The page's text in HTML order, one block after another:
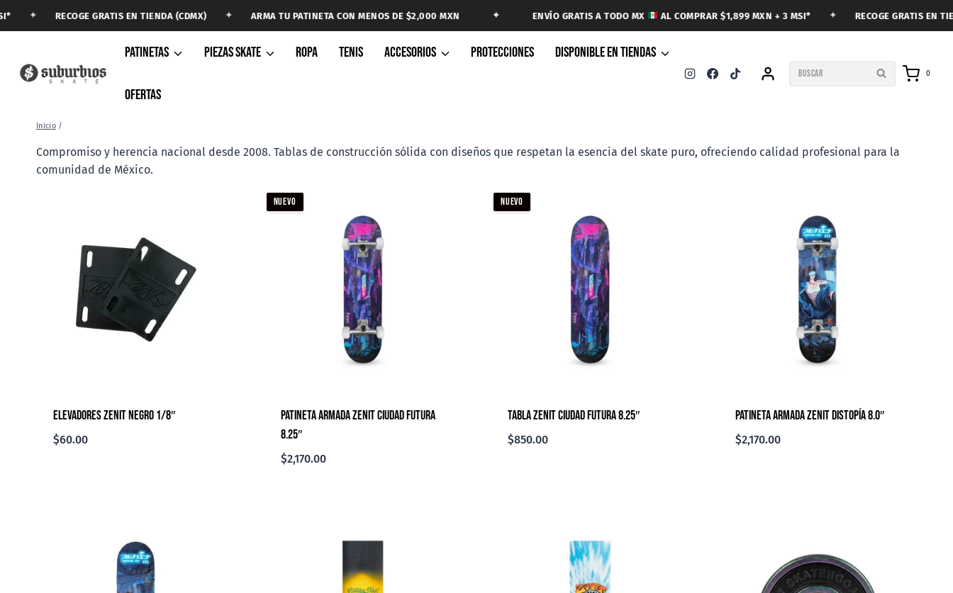
✦ RECOGE GRATIS EN TIENDA (CDMX) ✦ ARMA TU PATINETA CON MENOS DE $2,000 MXN ENVÍO GRATIS A TODO MX AL COMPRAR $1,899 MXN + 3 MSI* ✦ RECOGE GRATIS EN
PATINETAS PIEZAS SKATE ROPA TENIS ACCESORIOS PROTECCIONES DISPONIBLE EN TIENDAS
OFERTAS
BUSCAR 0
Inicio /
Compromiso y herencia nacional desde 2008. Tablas de construcción sólida con diseños que respetan la esencia del skate puro, ofreciendo calidad profesional para la
comunidad de México.
Elevadores Zenit Negro 1/8″
$60.00
NUEVO
Patineta Armada Zenit Ciudad Futura
8.25″
$2,170.00
NUEVO
Tabla Zenit Ciudad Futura 8.25″
$850.00
Patineta Armada Zenit Distopía 8.0″
$2,170.00